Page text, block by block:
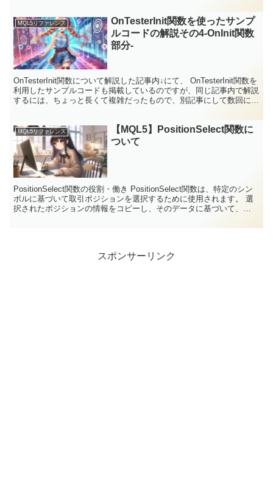
MQL5リファレンス
OnTesterInit関数を使ったサンプ
ルコードの解説その4-OnInit関数
部分-
OnTesterInit関数について解説した記事内↓にて、 OnTesterInit関数を
利用したサンプルコードも掲載しているのですが、同じ記事内で解説
するには、ちょっと長くて複雑だったもので、別記事にして数回に分
MQL5リファレンス
【MQL5】PositionSelect関数に
ついて
PositionSelect関数の役割・働き PositionSelect関数は、特定のシン
ボルに基づいて取引ポジションを選択するために使用されます。 選
択されたポジションの情報をコピーし、そのデータに基づいて、
スポンサーリンク